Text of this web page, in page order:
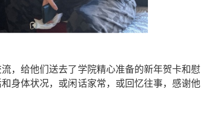
，给他们送去了学院精心准备的新年贺卡和慰
身体状况，或闲话家常，或回忆往事，感谢他